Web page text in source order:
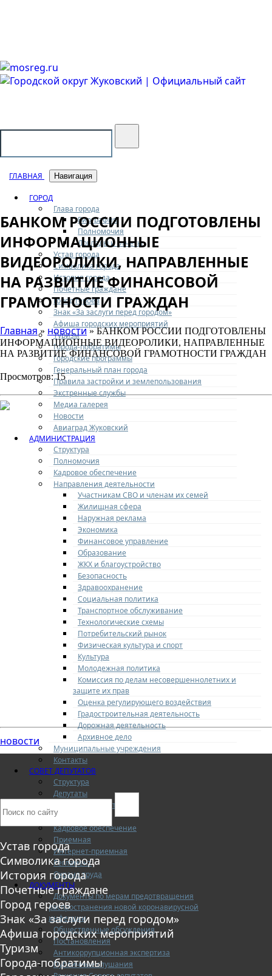
ГЛАВНАЯ Навигация
ГОРОД
Глава города
Биография
Полномочия
Доклады и отчеты
Устав города
Символика города
История города
Почетные граждане
Город героев
Знак «За заслуги перед городом»
Афиша городских мероприятий
Туризм
Города-побратимы
Городские программы
Генеральный план города
Правила застройки и землепользования
Экстренные службы
Медиа галерея
Новости
Авиаград Жуковский
АДМИНИСТРАЦИЯ
Структура
Полномочия
Кадровое обеспечение
Направления деятельности
Участникам СВО и членам их семей
Жилищная сфера
Наружная реклама
Экономика
Финансовое управление
Образование
ЖКХ и благоустройство
Безопасность
Здравоохранение
Социальная политика
Транспортное обслуживание
Технологические схемы
Потребительский рынок
Физическая культура и спорт
Культура
Молодежная политика
Комиссия по делам несовершеннолетних и
защите их прав
Оценка регулирующего воздействия
Градостроительная деятельность
Дорожная деятельность
Архивное дело
Муниципальные учреждения
Контакты
СОВЕТ ДЕПУТАТОВ
Структура
Депутаты
О Совете депутатов
Комиссии
Кадровое обеспечение
Приемная
Интернет-приемная
Регламент
Охрана труда
ДОКУМЕНТЫ
Документы по мерам предотвращения
распространения новой коронавирусной
инфекции
Общественные обсуждения
Постановления
Антикоррупционная экспертиза
Публичные слушания
БАНКОМ РОССИИ ПОДГОТОВЛЕНЫ
ИНФОРМАЦИОННЫЕ
ВИДЕОРОЛИКИ, НАПРАВЛЕННЫЕ
НА РАЗВИТИЕ ФИНАНСОВОЙ
ГРАМОТНОСТИ ГРАЖДАН
Главная » новости» БАНКОМ РОССИИ ПОДГОТОВЛЕНЫ
ИНФОРМАЦИОННЫЕ ВИДЕОРОЛИКИ, НАПРАВЛЕННЫЕ
НА РАЗВИТИЕ ФИНАНСОВОЙ ГРАМОТНОСТИ ГРАЖДАН
Просмотров: 15
новости
Устав города
Символика города
История города
Почетные граждане
Город героев
Знак «За заслуги перед городом»
Афиша городских мероприятий
Туризм
Города-побратимы